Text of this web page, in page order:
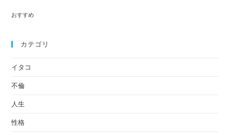
おすすめ
カテゴリ
イタコ
不倫
人生
性格